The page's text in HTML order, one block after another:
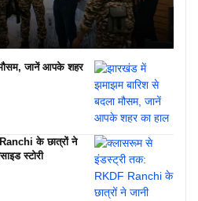
जानें आपके शहर
के छात्रों ने
स्टोरी